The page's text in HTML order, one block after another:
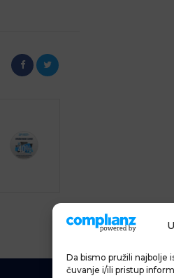
Da bismo pružili najbolje
čuvanje i/ili pristup